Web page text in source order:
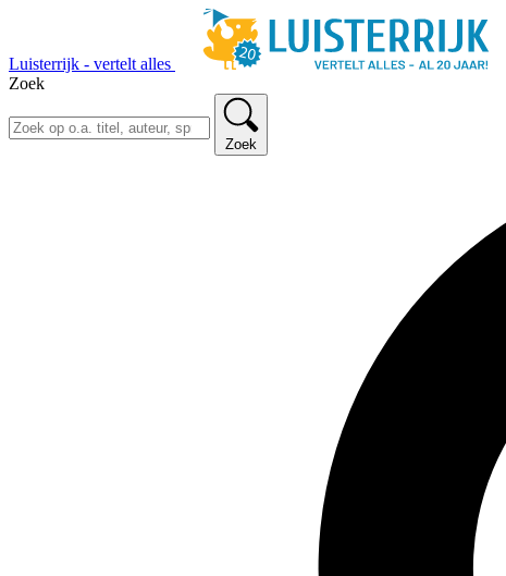
Luisterrijk - vertelt alles
Zoek
Zoek